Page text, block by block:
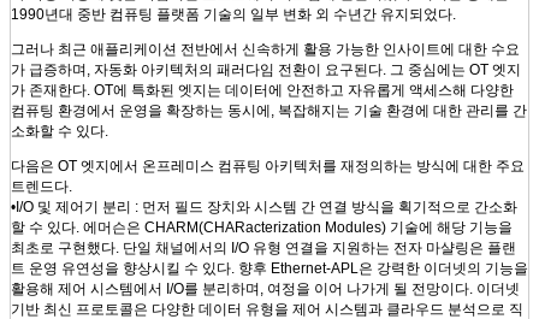
1990년대 중반 컴퓨팅 플랫폼 기술의 일부 변화 외 수년간 유지되었다.
그러나 최근 애플리케이션 전반에서 신속하게 활용 가능한 인사이트에 대한 수요
가 급증하며, 자동화 아키텍처의 패러다임 전환이 요구된다. 그 중심에는 OT 엣지
가 존재한다. OT에 특화된 엣지는 데이터에 안전하고 자유롭게 액세스해 다양한
컴퓨팅 환경에서 운영을 확장하는 동시에, 복잡해지는 기술 환경에 대한 관리를 간
소화할 수 있다.
다음은 OT 엣지에서 온프레미스 컴퓨팅 아키텍처를 재정의하는 방식에 대한 주요
트렌드다.
•I/O 및 제어기 분리 : 먼저 필드 장치와 시스템 간 연결 방식을 획기적으로 간소화
할 수 있다. 에머슨은 CHARM(CHARacterization Modules) 기술에 해당 기능을
최초로 구현했다. 단일 채널에서의 I/O 유형 연결을 지원하는 전자 마샬링은 플랜
트 운영 유연성을 향상시킬 수 있다. 향후 Ethernet-APL은 강력한 이더넷의 기능을
활용해 제어 시스템에서 I/O를 분리하며, 여정을 이어 나가게 될 전망이다. 이더넷
기반 최신 프로토콜은 다양한 데이터 유형을 제어 시스템과 클라우드 분석으로 직